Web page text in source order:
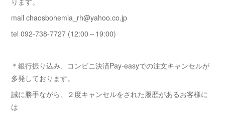
mail chaosbohemia_rh@yahoo.co.jp
tel 092-738-7727 (12:00～19:00)
＊銀行振り込み、コンビニ決済Pay-easyでの注文キャンセルが
多発しております。
誠に勝手ながら、２度キャンセルをされた履歴があるお客様に
は